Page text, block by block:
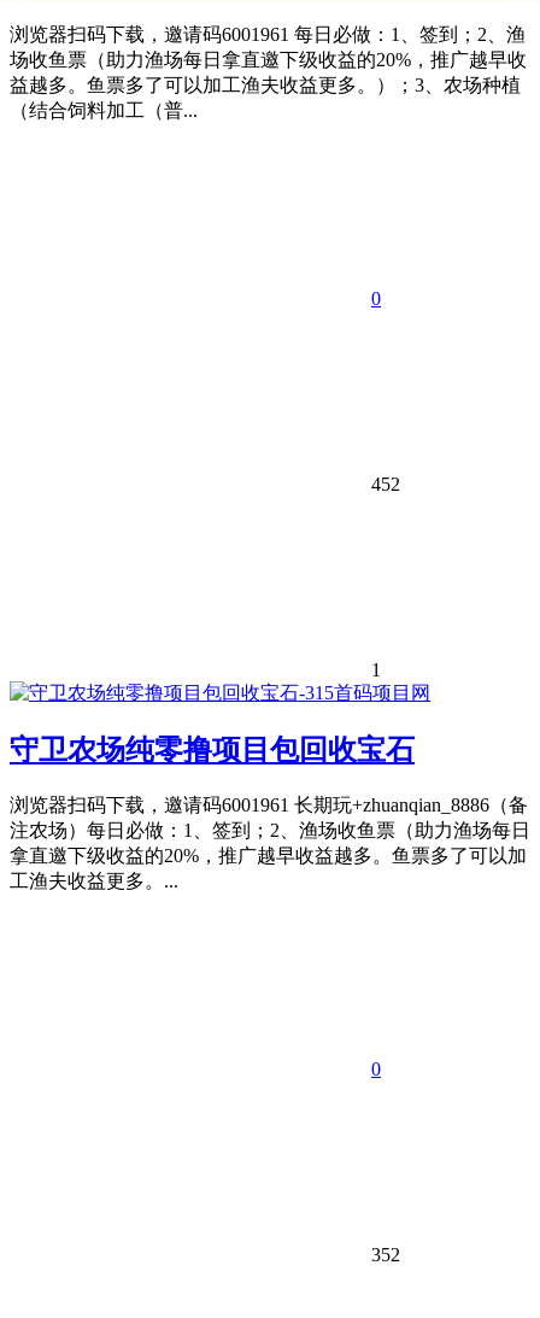
浏览器扫码下载，邀请码6001961 每日必做：1、签到；2、渔
场收鱼票（助力渔场每日拿直邀下级收益的20%，推广越早收
益越多。鱼票多了可以加工渔夫收益更多。）；3、农场种植
（结合饲料加工（普...
0
452
1
守卫农场纯零撸项目包回收宝石
浏览器扫码下载，邀请码6001961 长期玩+zhuanqian_8886（备
注农场）每日必做：1、签到；2、渔场收鱼票（助力渔场每日
拿直邀下级收益的20%，推广越早收益越多。鱼票多了可以加
工渔夫收益更多。...
0
352